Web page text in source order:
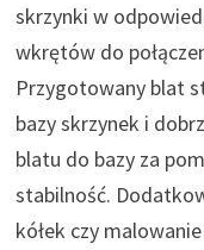
skrzynki w
wkrętów do
Przygotowany blat
bazy skrzynek i
blatu do bazy za
stabilność.
kółek czy